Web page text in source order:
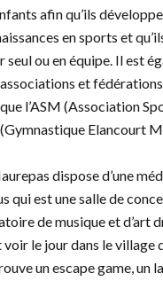
afin qu’ils
en sports et
ou en équipe. Il est
associations et
l’ASM (Association
Elancourt
dispose d’une
qui est une salle de
de musique et d’art
le jour dans le village
un escape game, un